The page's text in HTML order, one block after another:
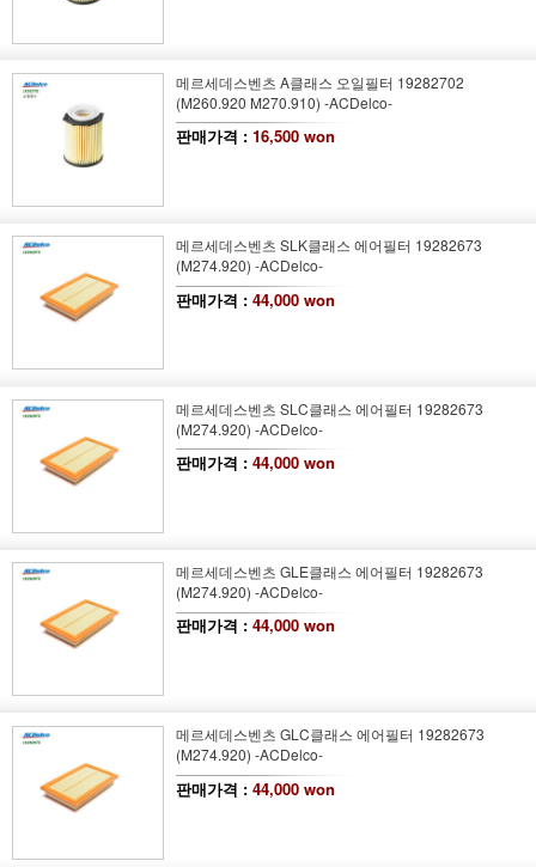
메르세데스벤츠 A클래스 오일필터 19282702
(M260.920 M270.910) -ACDelco-
판매가격 : 16,500 won
메르세데스벤츠 SLK클래스 에어필터 19282673
(M274.920) -ACDelco-
판매가격 : 44,000 won
메르세데스벤츠 SLC클래스 에어필터 19282673
(M274.920) -ACDelco-
판매가격 : 44,000 won
메르세데스벤츠 GLE클래스 에어필터 19282673
(M274.920) -ACDelco-
판매가격 : 44,000 won
메르세데스벤츠 GLC클래스 에어필터 19282673
(M274.920) -ACDelco-
판매가격 : 44,000 won